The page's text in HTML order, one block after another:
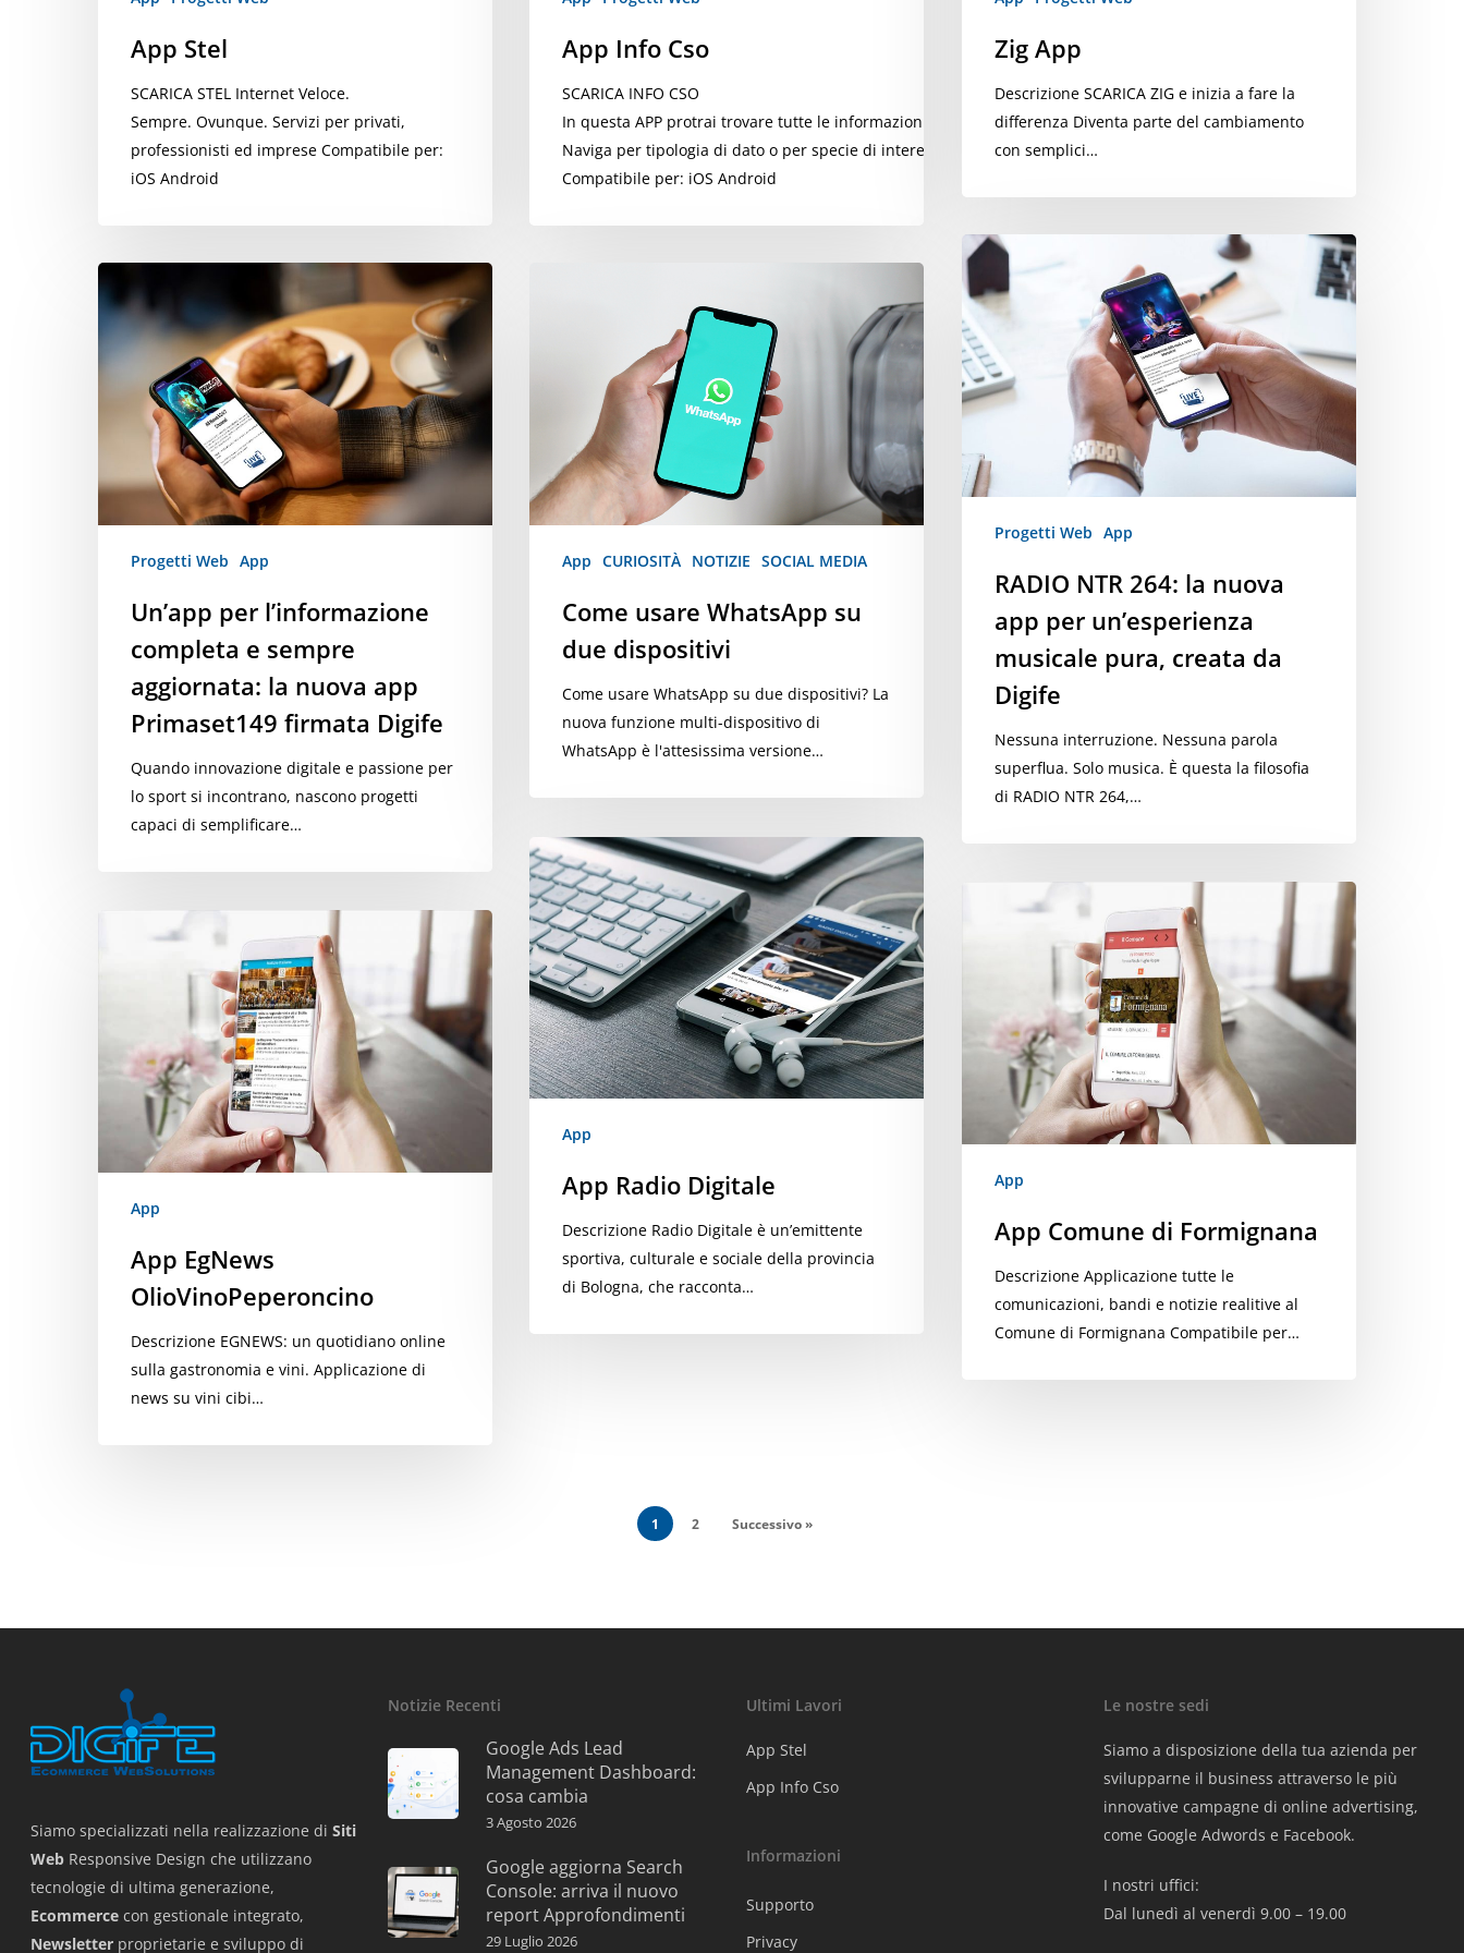
App Stel
SCARICA STEL Internet Veloce.
Sempre. Ovunque. Servizi per privati,
professionisti ed imprese Compatibile per:
iOS Android
App Info Cso
SCARICA INFO CSO
In questa APP protrai trovare tutte le informazioni inerenti il comparto ortofrutticolo italiano dalla produzione fino ai
Naviga per tipologia di dato o per specie di interesse.
Compatibile per: iOS Android
Zig App
Descrizione SCARICA ZIG e inizia a fare la
differenza Diventa parte del cambiamento
con semplici…
RADIO
NTR
264:
la
nuova
app
per
musicale
pura,
creata
Digife
Progetti Web App
RADIO NTR 264: la nuova
app per un’esperienza
musicale pura, creata da
Digife
Nessuna interruzione. Nessuna parola
superflua. Solo musica. È questa la filosofia
di RADIO NTR 264,…
per
l’informazione
completa
sempre
aggiornata:
app
Primaset149
Digife
Progetti Web App
Un’app per l’informazione
completa e sempre
aggiornata: la nuova app
Primaset149 firmata Digife
Quando innovazione digitale e passione per
lo sport si incontrano, nascono progetti
capaci di semplificare…
dispositivi
App CURIOSITÀ NOTIZIE SOCIAL MEDIA
Come usare WhatsApp su
due dispositivi
Come usare WhatsApp su due dispositivi? La
nuova funzione multi-dispositivo di
WhatsApp è l'attesissima versione…
App
Radio
Digitale
App
App Radio Digitale
Descrizione Radio Digitale è un’emittente
sportiva, culturale e sociale della provincia
di Bologna, che racconta…
App
App Comune di Formignana
Descrizione Applicazione tutte le
comunicazioni, bandi e notizie realitive al
Comune di Formignana Compatibile per…
OlioVinoPeperoncino
App
App EgNews
OlioVinoPeperoncino
Descrizione EGNEWS: un quotidiano online
sulla gastronomia e vini. Applicazione di
news su vini cibi…
1 2 Successivo »
Siamo specializzati nella realizzazione di Siti
Web Responsive Design che utilizzano
tecnologie di ultima generazione,
Ecommerce con gestionale integrato,
Newsletter proprietarie e sviluppo di
Notizie Recenti
Google Ads Lead
Management Dashboard:
cosa cambia
3 Agosto 2026
Google aggiorna Search
Console: arriva il nuovo
report Approfondimenti
29 Luglio 2026
Ultimi Lavori
App Stel
App Info Cso
Informazioni
Supporto
Privacy
Le nostre sedi
Siamo a disposizione della tua azienda per
svilupparne il business attraverso le più
innovative campagne di online advertising,
come Google Adwords e Facebook.
I nostri uffici:
Dal lunedì al venerdì 9.00 – 19.00